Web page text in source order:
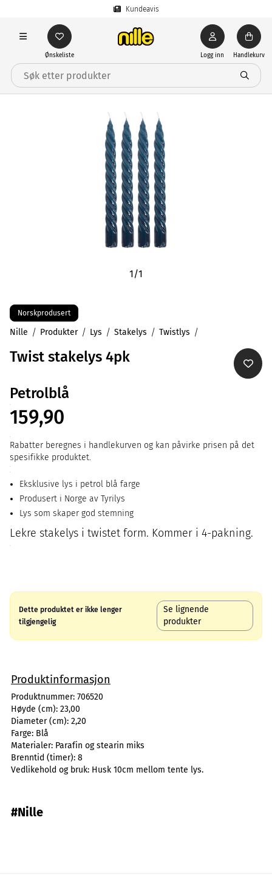
Kundeavis
Ønskeliste Logg inn Handlekurv
1/1
Norskprodusert
Nille Produkter Lys Stakelys Twistlys
Twist stakelys 4pk
Petrolblå
159,90
Rabatter beregnes i handlekurven og kan påvirke prisen på det
spesifikke produktet.
Eksklusive lys i petrol blå farge
Produsert i Norge av Tyrilys
Lys som skaper god stemning
Lekre stakelys i twistet form. Kommer i 4-pakning.
Dette produktet er ikke lenger
tilgjengelig
Se lignende
produkter
Produktinformasjon
Produktnummer: 706520
Høyde (cm): 23,00
Diameter (cm): 2,20
Farge: Blå
Materialer: Parafin og stearin miks
Brenntid (timer): 8
Vedlikehold og bruk: Husk 10cm mellom tente lys.
#Nille